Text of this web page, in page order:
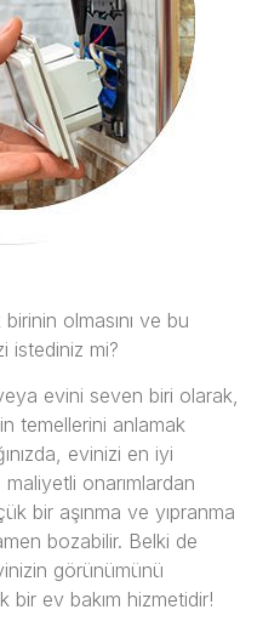
olmasını ve bu
istediniz mi?
evini seven biri olarak,
temellerini anlamak
evinizi en iyi
onarımlardan
bir aşınma ve yıpranma
bozabilir. Belki de
görünümünü
bir ev bakım hizmetidir!